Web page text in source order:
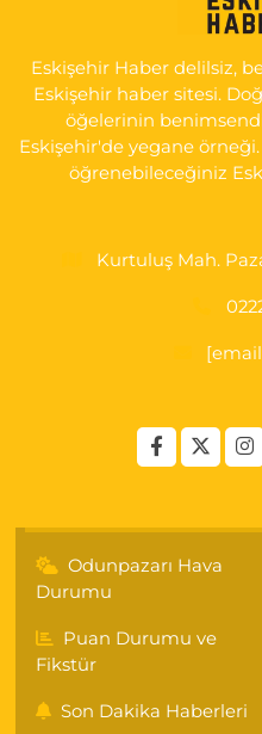
GÖKMEYDAN MAH. ULUS
İMAM HATİP YANI, CUMA
0 (222) 240 16 67 Yol
Eskişehir Haber delilsiz,
Eskişehir haber sitesi.
öğelerinin
Eskişehir'de yegane
öğrenebileceğiniz
Kurtuluş Mah.
Odunpazarı Hava
Durumu
Puan Durumu ve
Fikstür
Son Dakika Haberleri